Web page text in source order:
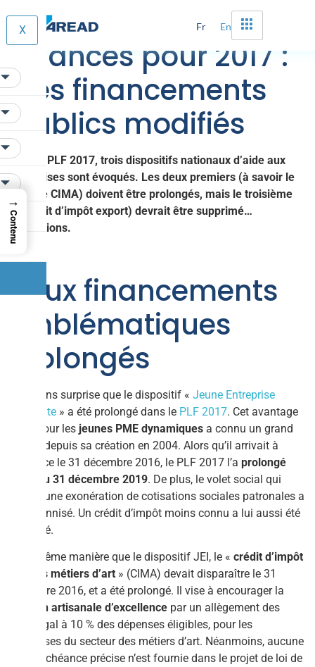
Fr En
X
Projet de loi de
finances pour 2017 :
des financements
publics modifiés
Dans le PLF 2017, trois dispositifs nationaux d’aide aux
entreprises sont évoqués. Les deux premiers (à savoir le
JEI et le CIMA) doivent être prolongés, mais le troisième
(le crédit d’impôt export) devrait être supprimé…
Explications.
Deux financements
emblématiques
prolongés
C’est sans surprise que le dispositif « Jeune Entreprise
Innovante » a été prolongé dans le PLF 2017. Cet avantage
fiscal pour les jeunes PME dynamiques a connu un grand
succès depuis sa création en 2004. Alors qu’il arrivait à
échéance le 31 décembre 2016, le PLF 2017 l’a prolongé
jusqu’au 31 décembre 2019. De plus, le volet social qui
permet une exonération de cotisations sociales patronales a
été pérennisé. Un crédit d’impôt moins connu a lui aussi été
prolongé.
De la même manière que le dispositif JEI, le « crédit d’impôt
pour les métiers d’art » (CIMA) devait disparaître le 31
décembre 2016, et a été prolongé. Il vise à encourager la
création artisanale d’excellence par un allègement des
coûts égal à 10 % des dépenses éligibles, pour les
entreprises du secteur des métiers d’art. Néanmoins, aucune
date d’échéance précise n’est fournie dans le projet de loi de
→
Contenu